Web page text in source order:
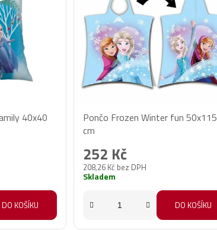
40x40
DO KOŠÍKU
Pončo Frozen Winter fun 50x115
cm
208,26 Kč bez DPH
252 Kč
Skladem
DO KOŠÍKU